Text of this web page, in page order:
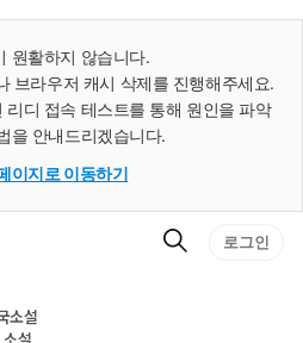
원활하지 않습니다.
브라우저 캐시 삭제를 진행해주세요.
디 접속 테스트를 통해 원인을 파악
을 안내드리겠습니다.
이지로 이동하기
검
로그인
소설